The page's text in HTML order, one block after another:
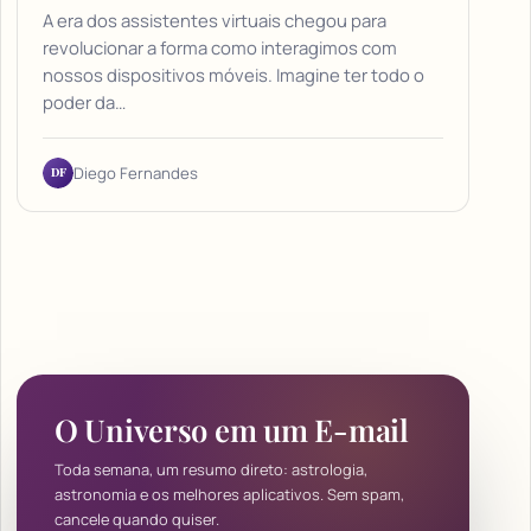
A era dos assistentes virtuais chegou para
revolucionar a forma como interagimos com
nossos dispositivos móveis. Imagine ter todo o
poder da…
DF Diego Fernandes
O Universo em um E-mail
Toda semana, um resumo direto: astrologia,
astronomia e os melhores aplicativos. Sem spam,
cancele quando quiser.